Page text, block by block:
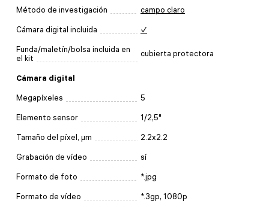
Método de investigación campo claro
Cámara digital incluida ✓
Funda/maletín/bolsa incluida en
el kit
cubierta protectora
Cámara digital
Megapíxeles 5
Elemento sensor 1/2,5"
Tamaño del píxel, µm 2.2x2.2
Grabación de vídeo sí
Formato de foto *.jpg
Formato de vídeo *.3gp, 1080p